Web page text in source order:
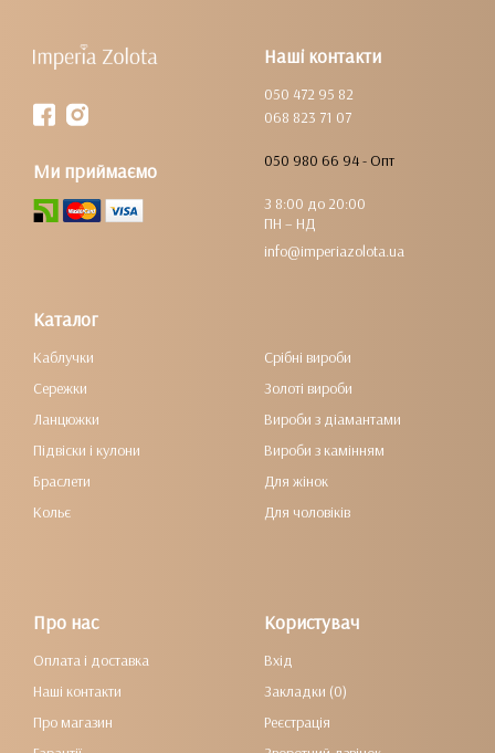
Наші контакти
050 472 95 82
068 823 71 07
050 980 66 94 - Опт
З 8:00 до 20:00
ПН – НД
info@imperiazolota.ua
Ми приймаємо
Каталог
Каблучки
Сережки
Ланцюжки
Підвіски і кулони
Браслети
Кольє
Срібні вироби
Золоті вироби
Вироби з діамантами
Вироби з камінням
Для жінок
Для чоловіків
Про нас
Оплата і доставка
Наші контакти
Про магазин
Користувач
Вхід
Закладки (0)
Реєстрація